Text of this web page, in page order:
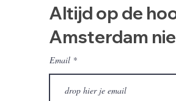
Altijd op de
Amsterdam
Email